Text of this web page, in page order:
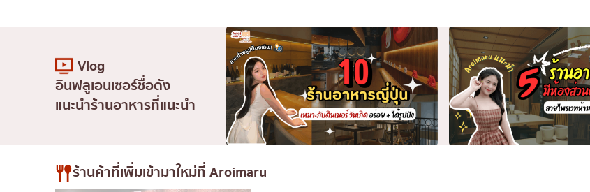
Vlog
อินฟลูเอนเซอร์ชื่อดัง
แนะนำร้านอาหารที่แนะนำ
ร้านค้าที่เพิ่มเข้ามาใหม่ที่ Aroimaru